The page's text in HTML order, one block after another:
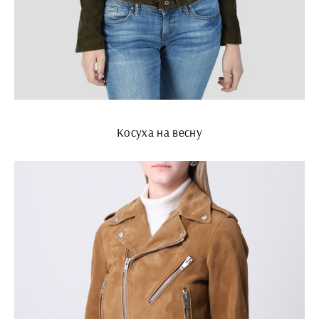
Косуха на весну